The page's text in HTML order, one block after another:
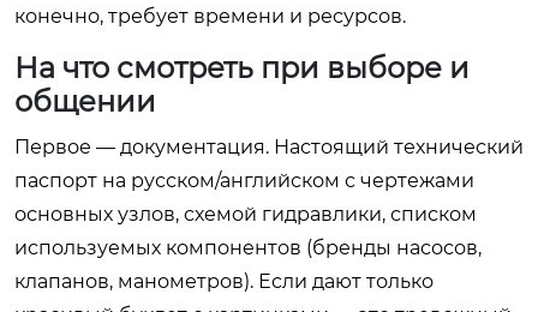
конечно, требует времени и ресурсов.
На что смотреть при выборе и
общении
Первое — документация. Настоящий технический
паспорт на русском/английском с чертежами
основных узлов, схемой гидравлики, списком
используемых компонентов (бренды насосов,
клапанов, манометров). Если дают только